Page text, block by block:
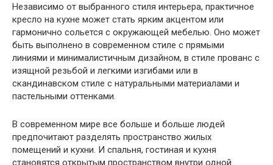
Независимо от выбранного стиля интерьера, практичное
кресло на кухне может стать ярким акцентом или
гармонично сольется с окружающей мебелью. Оно может
быть выполнено в современном стиле с прямыми
линиями и минималистичным дизайном, в стиле прованс с
изящной резьбой и легкими изгибами или в
скандинавском стиле с натуральными материалами и
пастельными оттенками.
В современном мире все больше и больше людей
предпочитают разделять пространство жилых
помещений и кухни. И спальня, гостиная и кухня
становятся открытым пространством внутри одной